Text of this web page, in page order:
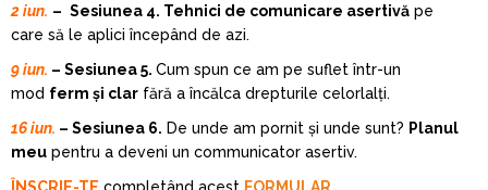
2 iun. – Sesiunea 4. Tehnici de comunicare asertivă pe
care să le aplici începând de azi.
9 iun. – Sesiunea 5. Cum spun ce am pe suflet într-un
mod ferm și clar fără a încălca drepturile celorlalți.
16 iun. – Sesiunea 6. De unde am pornit și unde sunt? P lanul
meu pentru a deveni un communicator asertiv.